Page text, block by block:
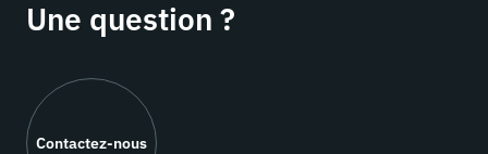
Une question ?
Contactez-nous